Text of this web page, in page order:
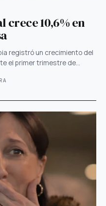
crece 10,6% en
registró un crecimiento del
el primer trimestre de…